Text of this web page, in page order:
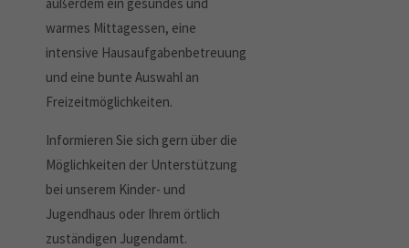
warmes Mittagessen, eine
intensive Hausaufgabenbetreuung
und eine bunte Auswahl an
Freizeitmöglichkeiten.
Informieren Sie sich gern über die
Möglichkeiten der Unterstützung
bei unserem Kinder- und
Jugendhaus oder Ihrem örtlich
zuständigen Jugendamt.